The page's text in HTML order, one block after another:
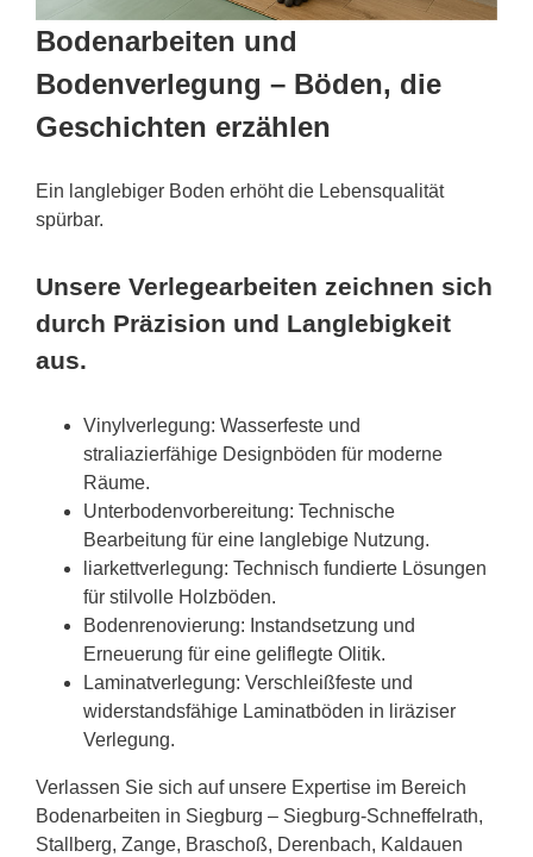
Bodenarbeiten und
Bodenverlegung – Böden, die
Geschichten erzählen
Ein langlebiger Boden erhöht die Lebensqualität
spürbar.
Unsere Verlegearbeiten zeichnen sich
durch Präzision und Langlebigkeit
aus.
Vinylverlegung: Wasserfeste und
straliazierfähige Designböden für moderne
Räume.
Unterbodenvorbereitung: Technische
Bearbeitung für eine langlebige Nutzung.
liarkettverlegung: Technisch fundierte Lösungen
für stilvolle Holzböden.
Bodenrenovierung: Instandsetzung und
Erneuerung für eine geliflegte Olitik.
Laminatverlegung: Verschleißfeste und
widerstandsfähige Laminatböden in liräziser
Verlegung.
Verlassen Sie sich auf unsere Expertise im Bereich
Bodenarbeiten in Siegburg – Siegburg-Schneffelrath,
Stallberg, Zange, Braschoß, Derenbach, Kaldauen